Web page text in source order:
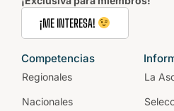
¡ME INTERESA!
Competencias
Regionales
Nacionales
La